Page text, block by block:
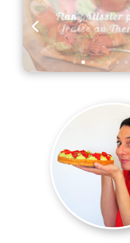
Mousse
chocolat